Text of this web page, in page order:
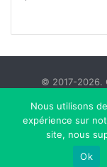
© 2017-2026.
Politique de
Nous utilisons
expérience sur
site, nous
Ok